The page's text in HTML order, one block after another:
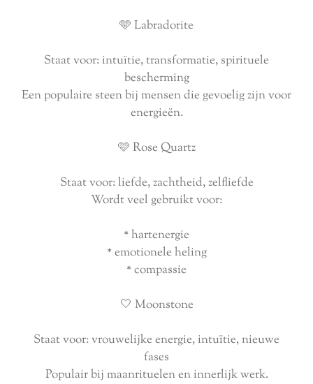
🩵 Labradorite
Staat voor: intuïtie, transformatie, spirituele
bescherming
Een populaire steen bij mensen die gevoelig zijn voor
energieën.
🩷 Rose Quartz
Staat voor: liefde, zachtheid, zelfliefde
Wordt veel gebruikt voor:
* hartenergie
* emotionele heling
* compassie
🤍 Moonstone
Staat voor: vrouwelijke energie, intuïtie, nieuwe
fases
Populair bij maanrituelen en innerlijk werk.